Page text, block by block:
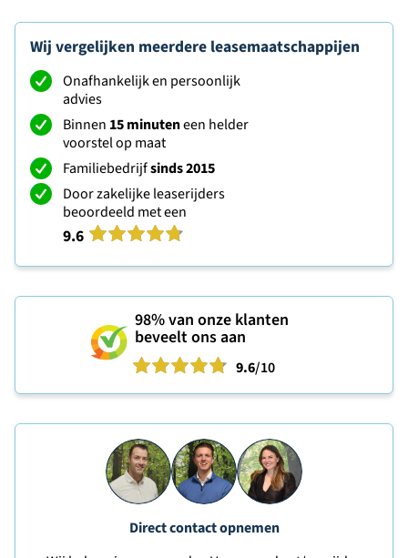
Wij vergelijken meerdere leasemaatschappijen
Onafhankelijk en persoonlijk
advies
Binnen 15 minuteneen helder
voorstel op maat
Familiebedrijfsinds 2015
Door zakelijke leaserijders
beoordeeld met een
9.6
98%van onze klanten
beveelt ons aan
9.6/10
Direct contact opnemen